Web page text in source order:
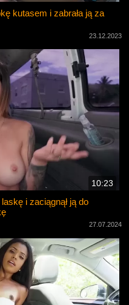
kutasem i zabrała ją za
23.12.2023
10:23
i zaciągnął ją do
27.07.2024